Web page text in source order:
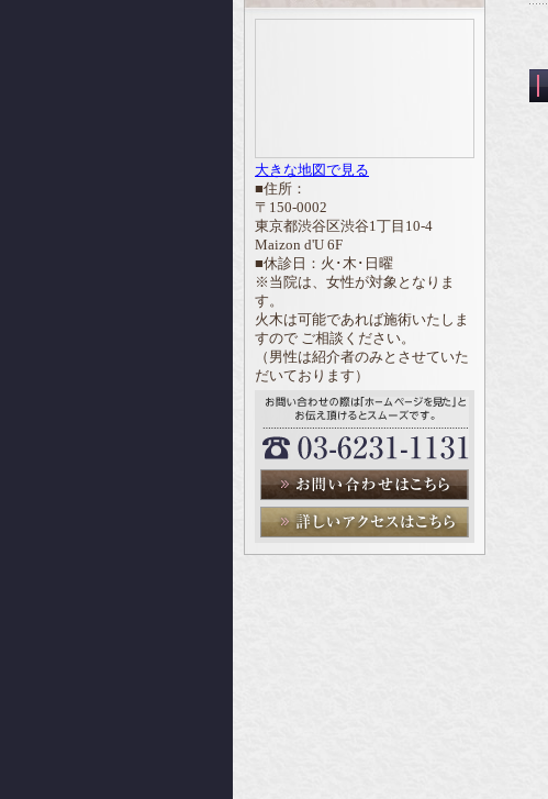
大きな地図で見る
■住所：
〒150-0002
東京都渋谷区渋谷1丁目10-4
Maizon d'U 6F
■休診日：火･木･日曜
※当院は、女性が対象となりま
す。
火木は可能であれば施術いたしま
すので ご相談ください。
（男性は紹介者のみとさせていた
だいております）